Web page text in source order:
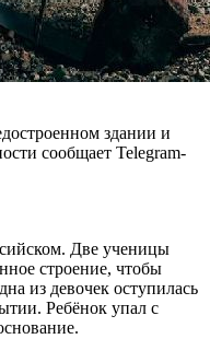
здании и
сообщает Telegram-
Две ученицы
строение, чтобы
из девочек оступилась
Ребёнок упал с